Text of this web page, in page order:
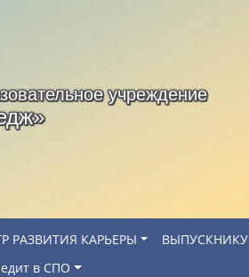
учреждение
РАЗВИТИЯ КАРЬЕРЫ
ВЫПУСКНИКУ
в СПО